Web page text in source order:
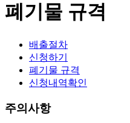
폐기물 규격
배출절차
신청하기
폐기물 규격
신청내역확인
주의사항